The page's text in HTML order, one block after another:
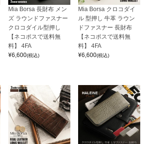
Mia Borsa 長財布 メン
ズ ラウンドファスナー
クロコダイル型押し
【ネコポスで送料無
料】 4FA
¥6,600(税込)
Mia Borsa クロコダイ
ル 型押し 牛革 ラウン
ドファスナー 長財布
【ネコポスで送料無
料】 4FA
¥6,600(税込)